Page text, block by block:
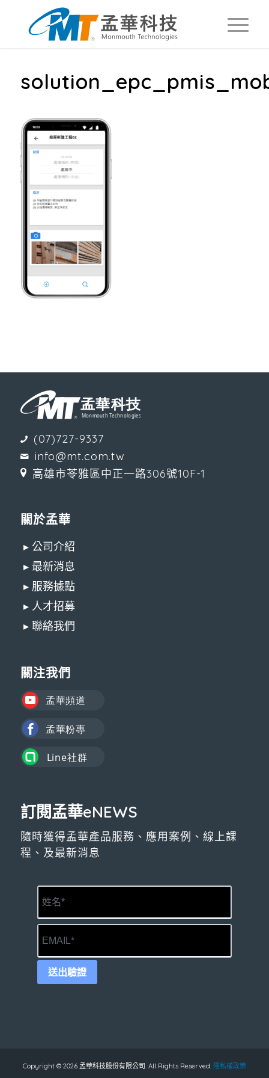
(07)727-9337
info@mt.com.tw
高雄市苓雅區中正一路306號10F-1
關於孟華
▸ 公司介紹
▸ 最新消息
▸ 服務據點
▸ 人才招募
▸ 聯絡我們
關注我們
訂閱孟華eNEWS
隨時獲得孟華產品服務、應用案例、線上課
程、及最新消息
送出驗證
Copyright © 2026 孟華科技股份有限公司. All Rights Reserved. 隱私權政策